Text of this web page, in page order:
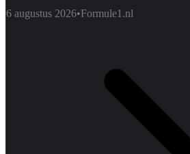
6 augustus 2026•Formule1.nl